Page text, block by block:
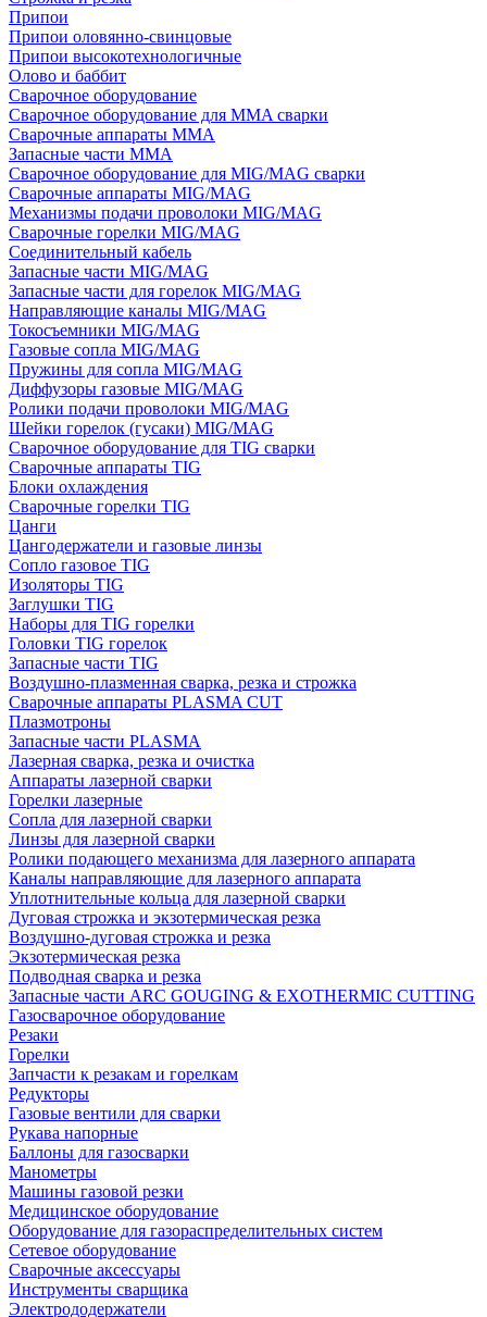
Припои
Припои оловянно-свинцовые
Припои высокотехнологичные
Олово и баббит
Сварочное оборудование
Сварочное оборудование для MMA сварки
Сварочные аппараты MMA
Запасные части MMA
Сварочное оборудование для MIG/MAG сварки
Сварочные аппараты MIG/MAG
Механизмы подачи проволоки MIG/MAG
Сварочные горелки MIG/MAG
Соединительный кабель
Запасные части MIG/MAG
Запасные части для горелок MIG/MAG
Направляющие каналы MIG/MAG
Токосъемники MIG/MAG
Газовые сопла MIG/MAG
Пружины для сопла MIG/MAG
Диффузоры газовые MIG/MAG
Ролики подачи проволоки MIG/MAG
Шейки горелок (гусаки) MIG/MAG
Сварочное оборудование для TIG сварки
Сварочные аппараты TIG
Блоки охлаждения
Сварочные горелки TIG
Цанги
Цангодержатели и газовые линзы
Сопло газовое TIG
Изоляторы TIG
Заглушки TIG
Наборы для TIG горелки
Головки TIG горелок
Запасные части TIG
Воздушно-плазменная сварка, резка и строжка
Сварочные аппараты PLASMA CUT
Плазмотроны
Запасные части PLASMA
Лазерная сварка, резка и очистка
Аппараты лазерной сварки
Горелки лазерные
Сопла для лазерной сварки
Линзы для лазерной сварки
Ролики подающего механизма для лазерного аппарата
Каналы направляющие для лазерного аппарата
Уплотнительные кольца для лазерной сварки
Дуговая строжка и экзотермическая резка
Воздушно-дуговая строжка и резка
Экзотермическая резка
Подводная сварка и резка
Запасные части ARC GOUGING & EXOTHERMIC CUTTING
Газосварочное оборудование
Резаки
Горелки
Запчасти к резакам и горелкам
Редукторы
Газовые вентили для сварки
Рукава напорные
Баллоны для газосварки
Манометры
Машины газовой резки
Медицинское оборудование
Оборудование для газораспределительных систем
Сетевое оборудование
Сварочные аксессуары
Инструменты сварщика
Электрододержатели